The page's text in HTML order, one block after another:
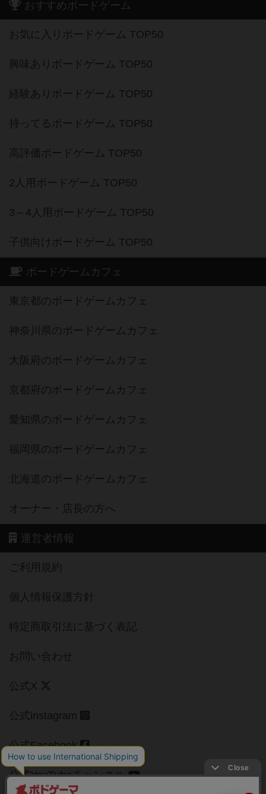
おすすめボードゲーム
お気に入りボードゲーム TOP50
興味ありボードゲーム TOP50
経験ありボードゲーム TOP50
持ってるボードゲーム TOP50
高評価ボードゲーム TOP50
2人用ボードゲーム TOP50
3～4人用ボードゲーム TOP50
子供向けボードゲーム TOP50
ボードゲームカフェ
東京都のボードゲームカフェ
神奈川県のボードゲームカフェ
大阪府のボードゲームカフェ
京都府のボードゲームカフェ
愛知県のボードゲームカフェ
福岡県のボードゲームカフェ
北海道のボードゲームカフェ
オーナー・店長の方へ
運営者情報
ご利用規約
個人情報保護方針
特定商取引法に基づく表記
お問い合わせ
公式X
公式instagram
公式Facebook
公式YouTubeチャンネル